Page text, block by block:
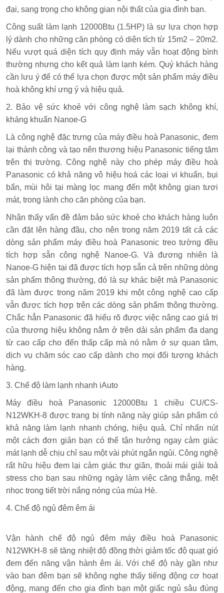
đại, sang trọng cho không gian nội thất của gia đình bạn.
Công suất làm lạnh 12000Btu (1.5HP) là sự lựa chọn hợp
lý dành cho những căn phòng có diện tích từ 15m2 – 20m2.
Nếu vượt quá diện tích quy định máy vẫn hoạt động bình
thường nhưng cho kết quả làm lạnh kém. Quý khách hàng
cần lưu ý để có thể lựa chọn được một sản phẩm máy điều
hoà không khí ưng ý và hiệu quả.
2. Bảo vệ sức khoẻ với công nghệ làm sạch không khí,
kháng khuẩn Nanoe-G
Là công nghệ đặc trưng của máy điều hoà Panasonic, đem
lại thành công và tạo nên thương hiệu Panasonic tiếng tăm
trên thị trường. Công nghệ này cho phép máy điều hoà
Panasonic có khả năng vô hiệu hoá các loại vi khuẩn, bụi
bẩn, mùi hôi tại màng lọc mang đến một không gian tươi
mát, trong lành cho căn phòng của bạn.
Nhận thấy vấn đề đảm bảo sức khoẻ cho khách hàng luôn
cần đặt lên hàng đầu, cho nên trong năm 2019 tất cả các
dòng sản phẩm máy điều hoà Panasonic treo tường đều
tích hợp sẵn công nghệ Nanoe-G. Và đương nhiên là
Nanoe-G hiện tại đã được tích hợp sẵn cả trên những dòng
sản phẩm thông thường, đó là sự khác biệt mà Panasonic
đã làm được trong năm 2019 khi một công nghệ cao cấp
vẫn được tích hợp trên các dòng sản phẩm thông thường.
Chắc hẳn Panasonic đã hiểu rõ được việc nâng cao giá trị
của thương hiệu không nằm ở trên dải sản phẩm đa dạng
từ cao cấp cho đến thấp cấp mà nó nằm ở sự quan tâm,
dịch vụ chăm sóc cao cấp dành cho mọi đối tượng khách
hàng.
3. Chế độ làm lạnh nhanh iAuto
Máy điều hoà Panasonic 12000Btu 1 chiều CU/CS-
N12WKH-8 được trang bị tính năng này giúp sản phẩm có
khả năng làm lạnh nhanh chóng, hiệu quả. Chỉ nhấn nút
một cách đơn giản bạn có thể tận hưởng ngay cảm giác
mát lạnh dễ chịu chỉ sau một vài phút ngắn ngủi. Công nghệ
rất hữu hiệu đem lại cảm giác thư giãn, thoải mái giải toả
stress cho bạn sau những ngày làm việc căng thẳng, mệt
nhọc trong tiết trời nắng nóng của mùa Hè.
4. Chế độ ngủ đêm êm ái
Vận hành chế độ ngủ đêm máy điều hoà Panasonic
N12WKH-8 sẽ tăng nhiệt độ đồng thời giảm tốc độ quạt gió
đem đến năng vận hành êm ái. Với chế độ này gần như
vào ban đêm bạn sẽ không nghe thấy tiếng động cơ hoạt
động, mang đến cho gia đình bạn một giấc ngủ sâu đúng